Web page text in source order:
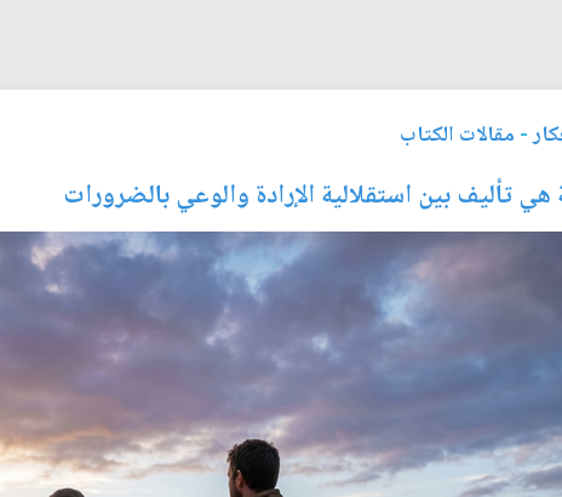
- مقالات الكتاب
هي تأليف بين استقلالية الإرادة والوعي بالضرورات